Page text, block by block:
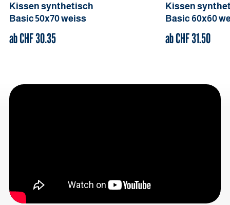
Kissen synthetisch
Basic 50x70weiss
ab CHF30.35
Kissen
Basic 60x60
ab CHF31.50